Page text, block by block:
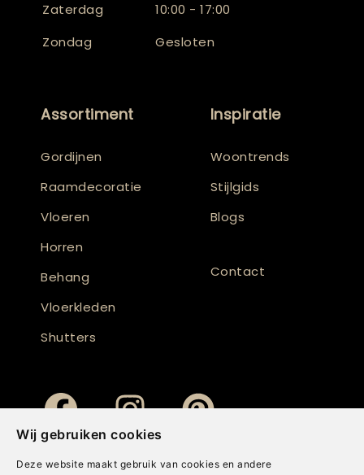
Wij gebruiken cookies
Deze website maakt gebruik van cookies en andere
Zaterdag
10:00 - 17:00
Zondag
Gesloten
Assortiment
Gordijnen
Raamdecoratie
Vloeren
Horren
Behang
Vloerkleden
Shutters
Inspiratie
Woontrends
Stijlgids
Blogs
Contact